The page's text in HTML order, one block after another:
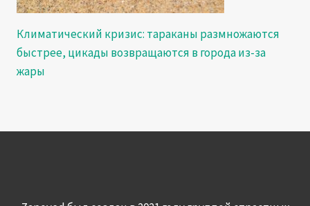
Климатический кризис: тараканы размножаются
быстрее, цикады возвращаются в города из-за
жары